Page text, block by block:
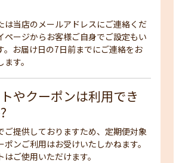
は当店のメールアドレスにご連絡くだ
ページからお客様ご自身でご設定もい
。お届け日の7日前までにご連絡をお
す。
やクーポンは利用でき
ご提供しておりますため、定期便対象
ポンご利用はお受けいたしかねます。
ご使用いただけます。